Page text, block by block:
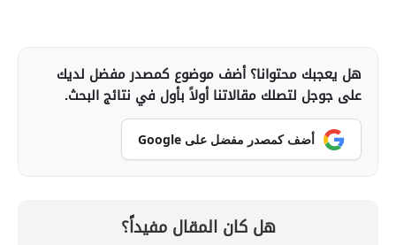
هل يعجبك محتوانا؟ أضف موضوع كمصدر مفضل لديك
على جوجل لتصلك مقالاتنا أولاً بأول في نتائج البحث.
أضف كمصدر مفضل على Google
هل كان المقال مفيداً؟